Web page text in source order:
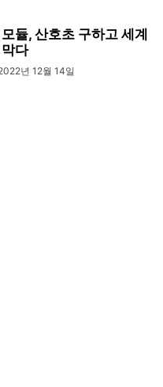
듈, 산호초 구하고 세계
다
년 12월 14일